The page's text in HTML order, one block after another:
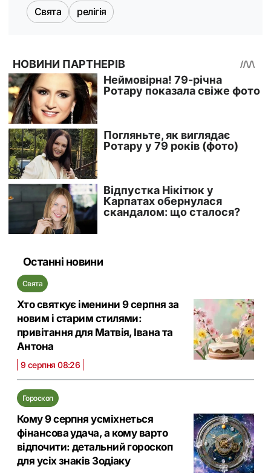
Свята релігія
Останні новини
Свята
Хто святкує іменини 9 серпня за
новим і старим стилями:
привітання для Матвія, Івана та
Антона
9 серпня 08:26
Гороскоп
Кому 9 серпня усміхнеться
фінансова удача, а кому варто
відпочити: детальний гороскоп
для усіх знаків Зодіаку